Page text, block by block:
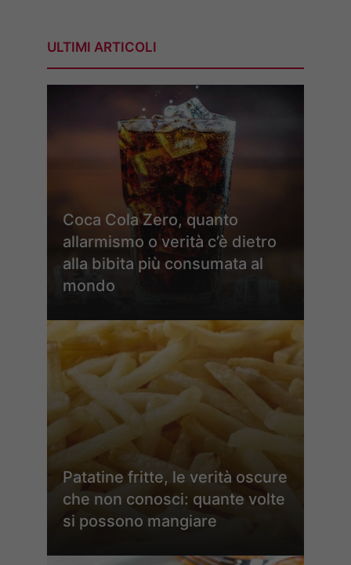
ULTIMI ARTICOLI
Coca Cola Zero, quanto
allarmismo o verità c’è dietro
alla bibita più consumata al
mondo
Patatine fritte, le verità oscure
che non conosci: quante volte
si possono mangiare